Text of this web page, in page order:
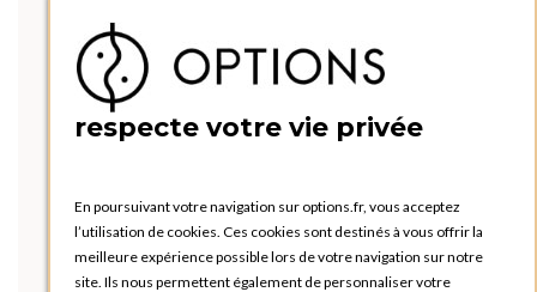
respecte votre vie privée
En poursuivant votre navigation sur options.fr, vous acceptez
l’utilisation de cookies. Ces cookies sont destinés à vous offrir la
meilleure expérience possible lors de votre navigation sur notre
site. Ils nous permettent également de personnaliser votre